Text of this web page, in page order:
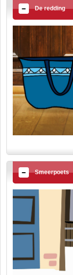
De redding
Smeerpoets